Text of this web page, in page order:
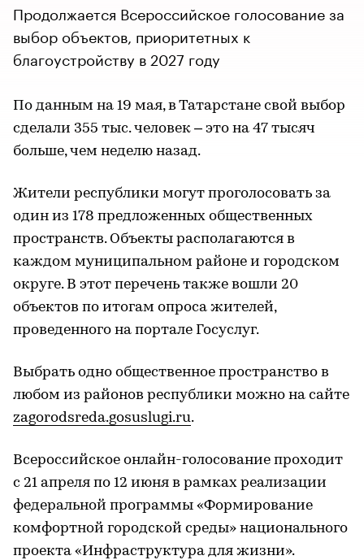
Продолжается Всероссийское голосование за
выбор объектов, приоритетных к
благоустройству в 2027 году
По данным на 19 мая, в Татарстане свой выбор
сделали 355 тыс. человек – это на 47 тысяч
больше, чем неделю назад.
Жители республики могут проголосовать за
один из 178 предложенных общественных
пространств. Объекты располагаются в
каждом муниципальном районе и городском
округе. В этот перечень также вошли 20
объектов по итогам опроса жителей,
проведенного на портале Госуслуг.
Выбрать одно общественное пространство в
любом из районов республики можно на сайте
zagorodsreda.gosuslugi.ru.
Всероссийское онлайн-голосование проходит
с 21 апреля по 12 июня в рамках реализации
федеральной программы «Формирование
комфортной городской среды» национального
проекта «Инфраструктура для жизни».